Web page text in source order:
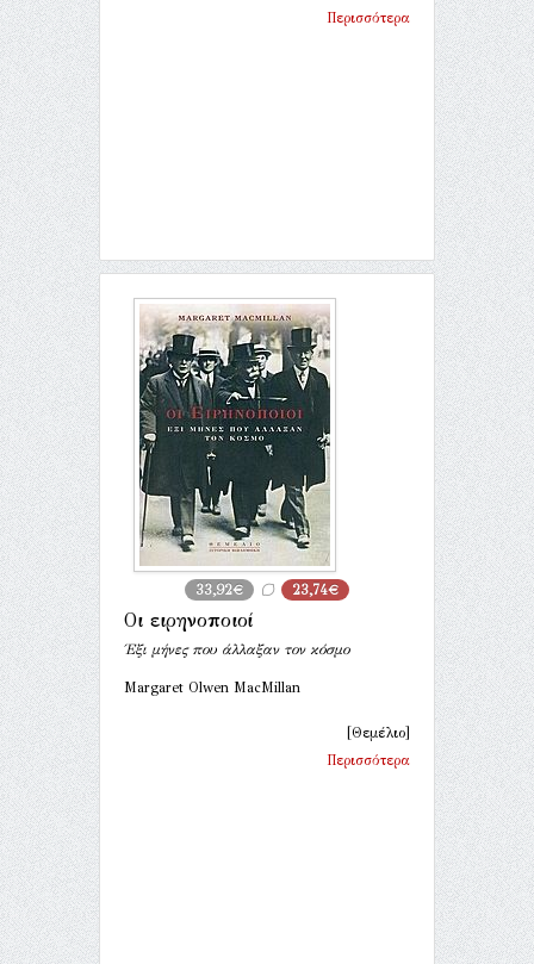
Περισσότερα
33,92€ 23,74€
Οι ειρηνοποιοί
Έξι μήνες που άλλαξαν τον κόσμο
Margaret Olwen MacMillan
[Θεμέλιο]
Περισσότερα